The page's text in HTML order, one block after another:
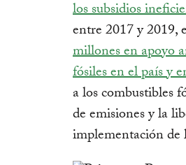
los subsidios
entre 2017 y 2019,
millones en apoyo
fósiles en el país y
a los combustibles
de emisiones y la
implementación